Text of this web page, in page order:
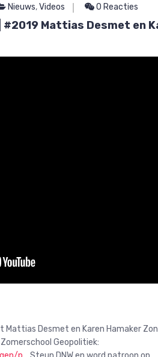
Nieuws,Videos 0 Reacties
Mattias Desmet en
Mattias Desmet en Karen Hamaker
Geopolitiek: